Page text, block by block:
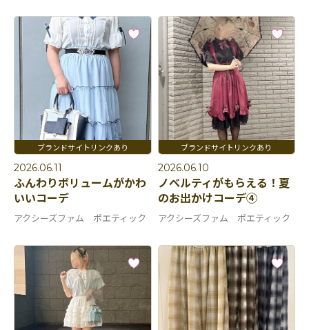
2026.06.11
ふんわりボリュームがかわ
いいコーデ
アクシーズファム ポエティック
2026.06.10
ノベルティがもらえる！夏
のお出かけコーデ④
アクシーズファム ポエティック